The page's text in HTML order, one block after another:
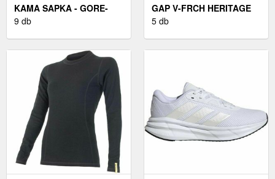
KAMA SAPKA - GORE-
TEX TÉLI SAPKA
9 db
GAP V-FRCH HERITAGE
LOGO FÉRFI PULÓVER,
5 db